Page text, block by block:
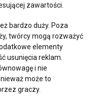
zawartości.
bardzo duży. Poza
twórcy mogą rozważyć
elementy
usunięcia reklam.
i nie
może to
graczy.